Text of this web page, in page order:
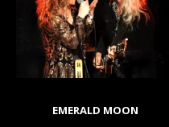
EMERALD MOON